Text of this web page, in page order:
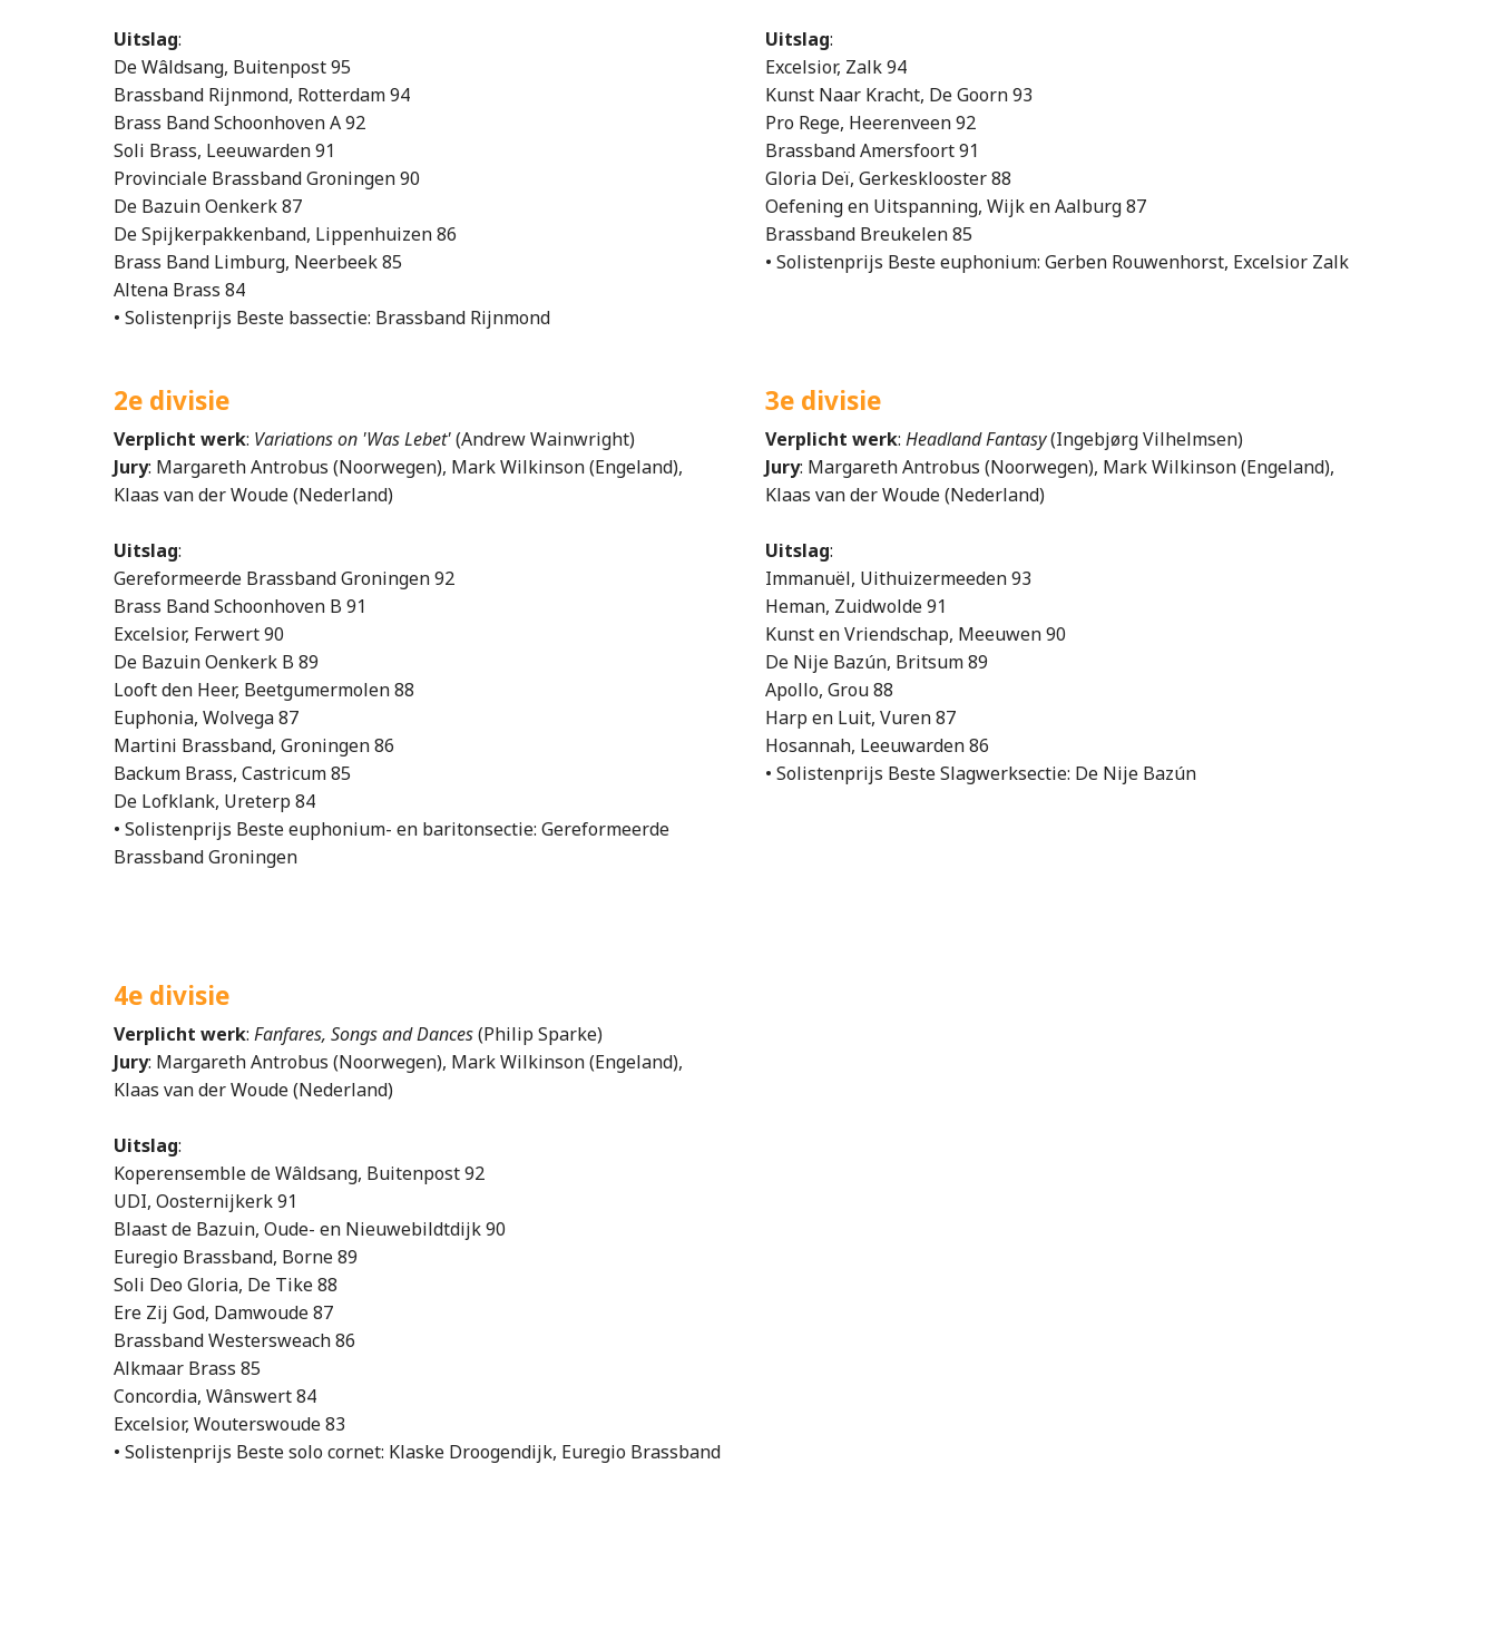
Uitslag:
De Wâldsang, Buitenpost 95
Brassband Rijnmond, Rotterdam 94
Brass Band Schoonhoven A 92
Soli Brass, Leeuwarden 91
Provinciale Brassband Groningen 90
De Bazuin Oenkerk 87
De Spijkerpakkenband, Lippenhuizen 86
Brass Band Limburg, Neerbeek 85
Altena Brass 84
• Solistenprijs Beste bassectie: Brassband Rijnmond
Uitslag:
Excelsior, Zalk 94
Kunst Naar Kracht, De Goorn 93
Pro Rege, Heerenveen 92
Brassband Amersfoort 91
Gloria Deï, Gerkesklooster 88
Oefening en Uitspanning, Wijk en Aalburg 87
Brassband Breukelen 85
• Solistenprijs Beste euphonium: Gerben Rouwenhorst, Excelsior Zalk
2e divisie
Verplicht werk: Variations on 'Was Lebet'(Andrew Wainwright)
Jury: Margareth Antrobus (Noorwegen), Mark Wilkinson (Engeland),
Klaas van der Woude (Nederland)
Uitslag:
Gereformeerde Brassband Groningen 92
Brass Band Schoonhoven B 91
Excelsior, Ferwert 90
De Bazuin Oenkerk B 89
Looft den Heer, Beetgumermolen 88
Euphonia, Wolvega 87
Martini Brassband, Groningen 86
Backum Brass, Castricum 85
De Lofklank, Ureterp 84
• Solistenprijs Beste euphonium- en baritonsectie: Gereformeerde
Brassband Groningen
3e divisie
Verplicht werk: Headland Fantasy(Ingebjørg Vilhelmsen)
Jury: Margareth Antrobus (Noorwegen), Mark Wilkinson (Engeland),
Klaas van der Woude (Nederland)
Uitslag:
Immanuël, Uithuizermeeden 93
Heman, Zuidwolde 91
Kunst en Vriendschap, Meeuwen 90
De Nije Bazún, Britsum 89
Apollo, Grou 88
Harp en Luit, Vuren 87
Hosannah, Leeuwarden 86
• Solistenprijs Beste Slagwerksectie: De Nije Bazún
4e divisie
Verplicht werk: Fanfares, Songs and Dances(Philip Sparke)
Jury: Margareth Antrobus (Noorwegen), Mark Wilkinson (Engeland),
Klaas van der Woude (Nederland)
Uitslag:
Koperensemble de Wâldsang, Buitenpost 92
UDI, Oosternijkerk 91
Blaast de Bazuin, Oude- en Nieuwebildtdijk 90
Euregio Brassband, Borne 89
Soli Deo Gloria, De Tike 88
Ere Zij God, Damwoude 87
Brassband Westersweach 86
Alkmaar Brass 85
Concordia, Wânswert 84
Excelsior, Wouterswoude 83
• Solistenprijs Beste solo cornet: Klaske Droogendijk, Euregio Brassband